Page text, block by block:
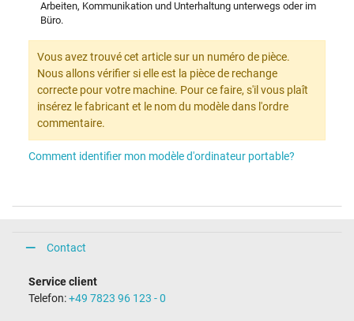
Arbeiten, Kommunikation und Unterhaltung unterwegs oder im
Büro.
Vous avez trouvé cet article sur un numéro de pièce.
Nous allons vérifier si elle est la pièce de rechange
correcte pour votre machine. Pour ce faire, s'il vous plaît
insérez le fabricant et le nom du modèle dans l'ordre
commentaire.
Comment identifier mon modèle d'ordinateur portable?
Contact
Service client
Telefon:+49 7823 96 123 - 0